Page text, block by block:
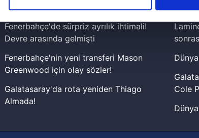
izin vermedikleri takdirde, kullanıcılara hedefli
İnternet Sitemizde kendimize ve üçüncü kişilere ait
işlenmekte olup gerekli olan çerezler bilgi toplumu
sitemizin daha işlevsel kılınması ve
amaçlarıyla sınırlı olarak açık rızanız dahilinde
alan panel vasıtasıyla belirleyebilirsiniz. Çerezlere
Metnimizi
uyarınca hazırlanmış Aydınlatma Metnimizi
Fenerbahçe'de sürpriz ayrılık ihtimali!
Devre arasında gelmişti
Fenerbahçe'nin yeni transferi Mason
Greenwood için olay sözler!
Galatasaray'da rota yeniden Thiago
Almada!
muhtemel rakibi belli oldu! Gornik
Cole